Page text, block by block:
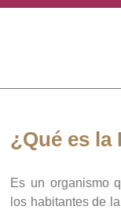
¿Qué es la
Es un organismo
los habitantes de